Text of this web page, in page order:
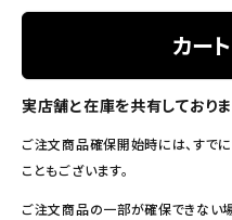
カー
実店舗と在庫を共有しておりま
ご注文商品確保開始時には、すで
こともございます。
ご注文商品の一部が確保できない